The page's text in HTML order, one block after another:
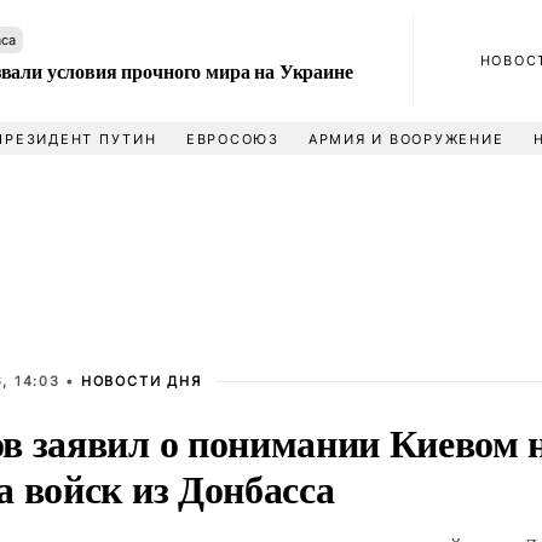
условия прочного мира на Украине
ПУТИН ЕВРОСОЮЗ АРМИЯ И ВООРУЖЕНИЕ
14:03 • НОВОСТИ ДНЯ
заявил о понимании Киевом
войск из Донбасса